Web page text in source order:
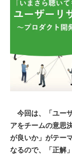
今回は、「ユー
アをチームの意思
が良いか」がテー
なるので、「正解